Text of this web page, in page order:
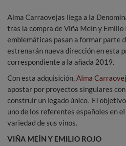
Alma Carraovejas llega a la
tras la compra de Viña Meín y Emilio
emblemáticas pasan a formar parte
estrenarán nueva dirección en esta
correspondiente a la añada 2019.
Con esta adquisición,Alma
apostar por proyectos singulares
construir un legado único. El
uno de los referentes españoles en
variedad de sus vinos.
VIÑA MEÍN Y EMILIO ROJO